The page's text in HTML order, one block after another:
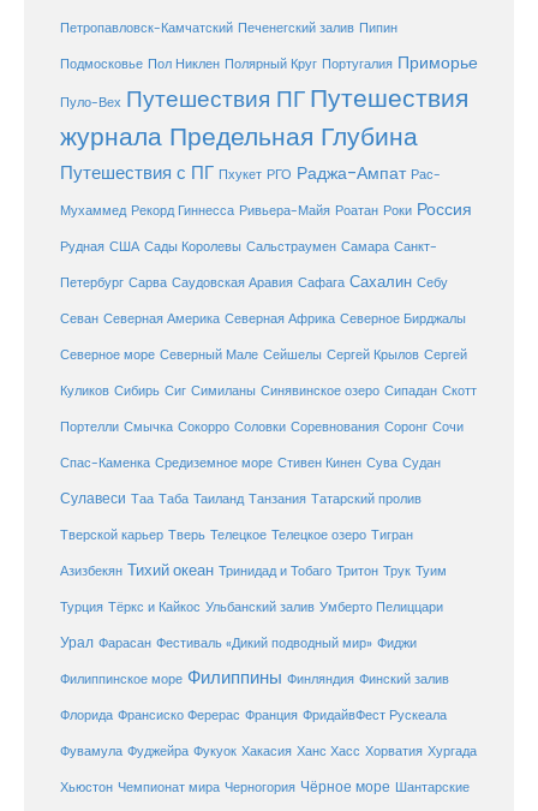
Петропавловск-Камчатский Печенегский залив Пипин
Подмосковье Пол Никлен Полярный Круг Португалия Приморье
Пуло-Вех Путешествия ПГ Путешествия
журнала Предельная Глубина
Путешествия с ПГ Пхукет РГО Раджа-Ампат Рас-
Мухаммед Рекорд Гиннесса Ривьера-Майя Роатан Роки Россия
Рудная США Сады Королевы Сальстраумен Самара Санкт-
Петербург Сарва Саудовская Аравия Сафага Сахалин Себу
Севан Северная Америка Северная Африка Северное Бирджалы
Северное море Северный Мале Сейшелы Сергей Крылов Сергей
Куликов Сибирь Сиг Симиланы Синявинское озеро Сипадан Скотт
Портелли Смычка Сокорро Соловки Соревнования Соронг Сочи
Спас-Каменка Средиземное море Стивен Кинен Сува Судан
Сулавеси Таа Таба Таиланд Танзания Татарский пролив
Тверской карьер Тверь Телецкое Телецкое озеро Тигран
Азизбекян Тихий океан Тринидад и Тобаго Тритон Трук Туим
Турция Тёркс и Кайкос Ульбанский залив Умберто Пелиццари
Урал Фарасан Фестиваль «Дикий подводный мир» Фиджи
Филиппинское море Филиппины Финляндия Финский залив
Флорида Франсиско Ферерас Франция ФридайвФест Рускеала
Фувамула Фуджейра Фукуок Хакасия Ханс Хасс Хорватия Хургада
Хьюстон Чемпионат мира Черногория Чёрное море Шантарские